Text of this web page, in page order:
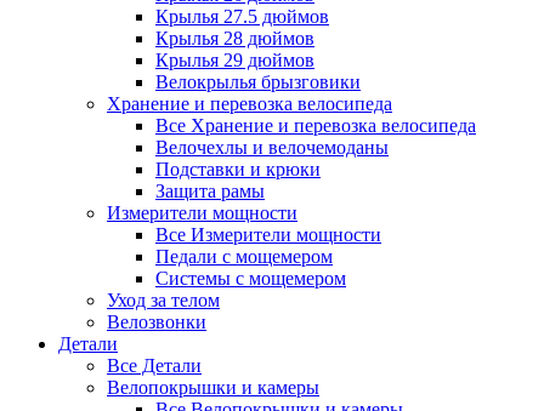
Крылья 27.5 дюймов
Крылья 28 дюймов
Крылья 29 дюймов
Велокрылья брызговики
Хранение и перевозка велосипеда
Все Хранение и перевозка велосипеда
Велочехлы и велочемоданы
Подставки и крюки
Защита рамы
Измерители мощности
Все Измерители мощности
Педали с мощемером
Системы с мощемером
Уход за телом
Велозвонки
Детали
Все Детали
Велопокрышки и камеры